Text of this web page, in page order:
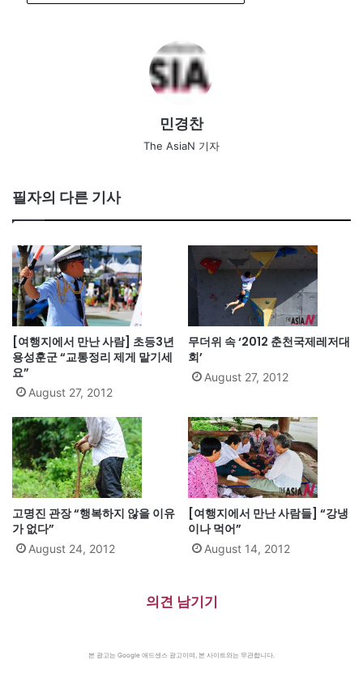
민경찬
The AsiaN 기자
필자의 다른 기사
[여행지에서 만난 사람] 초등3년
용성훈군 “교통정리 제게 맡기세
요”
August 27, 2012
무더위 속 ‘2012 춘천국제레저대
회’
August 27, 2012
고명진 관장 “행복하지 않을 이유
가 없다”
August 24, 2012
[여행지에서 만난 사람들] “강냉
이나 먹어”
August 14, 2012
의견 남기기
본 광고는 Google 애드센스 광고이며, 본 사이트와는 무관합니다.